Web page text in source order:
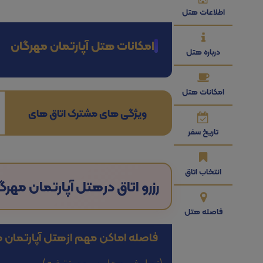
اطلاعات هتل
درباره هتل
امکانات هتل
تاریخ سفر
انتخاب اتاق
فاصله هتل
امکانات هتل آپارتمان مهرگان
ویژگی های مشترک اتاق های
رزرو اتاق درهتل آپارتمان
فاصله اماکن مهم ازهتل